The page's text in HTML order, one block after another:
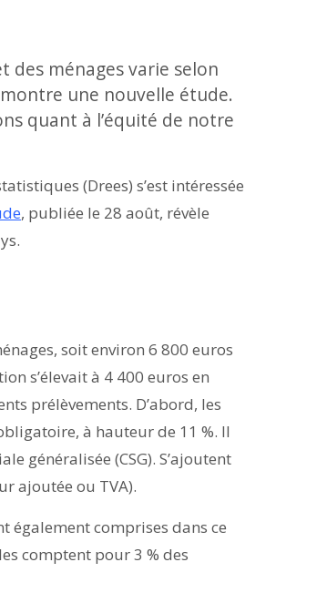
des ménages varie selon
une nouvelle étude.
quant à l’équité de notre
(Drees) s’est intéressée
, publiée le 28 août, révèle
soit environ 6 800 euros
s’élevait à 4 400 euros en
prélèvements. D’abord, les
à hauteur de 11 %. Il
généralisée (CSG). S’ajoutent
ajoutée ou TVA).
également comprises dans ce
comptent pour 3 % des